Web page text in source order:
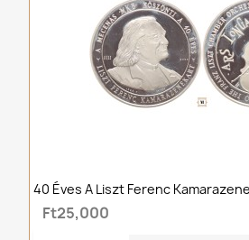
40 Éves A Liszt Ferenc
Ft25,000